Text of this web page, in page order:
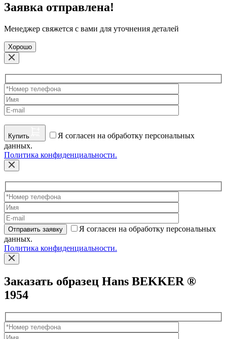
Заявка отправлена!
Менеджер свяжется с вами для уточнения деталей
Хорошо
Купить
Я согласен на обработку персональных
данных.
Политика конфиденциальности.
Отправить заявку
Я согласен на обработку персональных
данных.
Политика конфиденциальности.
Заказать образец Hans BEKKER ®
1954